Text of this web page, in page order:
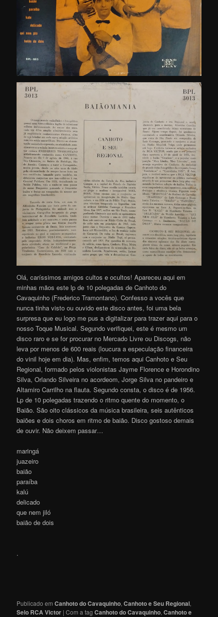
Olá, caríssimos amigos cultos e ocultos! Apareceu aqui em
minhas mãos este lp de 10 polegadas de Canhoto do
Cavaquinho (Frederico Tramontano). Confesso a vocês que
nunca tinha visto ou ouvido este disco antes, foi uma bela
surpresa que eu logo me pus a digitalizar para trazer aqui para o
nosso Toque Musical. Segundo verifiquei, este é mesmo um
disco raro e se for procurar no Mercado Livre ou Discogs, não
leva por menos de 600 reais (loucura a especulação financeira
do vinil hoje em dia). Mas, enfim, temos aqui Canhoto e Seu
Regional, formado pelos violonistas Jayme Florence e Horondino
Silva, Orlando Silveira no acordeom, Jorge Silva no pandeiro e
Altamiro Carrilho na flauta. Segundo consta, o disco é de 1956.
Lp de 10 polegadas trazendo o ritmo quente do momento, o
Baião. São oito clássicos da música brasileira, seis autênticos
baiões e dois choros em ritmo de baião. Disco gostoso demais
de ouvir. Não deixem passar…
maringá
juazeiro
baião
paraíba
kalú
delicado
que nem jiló
baião de dois
.
Publicado em Canhoto do Cavaquinho,Canhoto e Seu Regional,
Selo RCA Victor |Com a tagCanhoto do Cavaquinho,Canhoto e